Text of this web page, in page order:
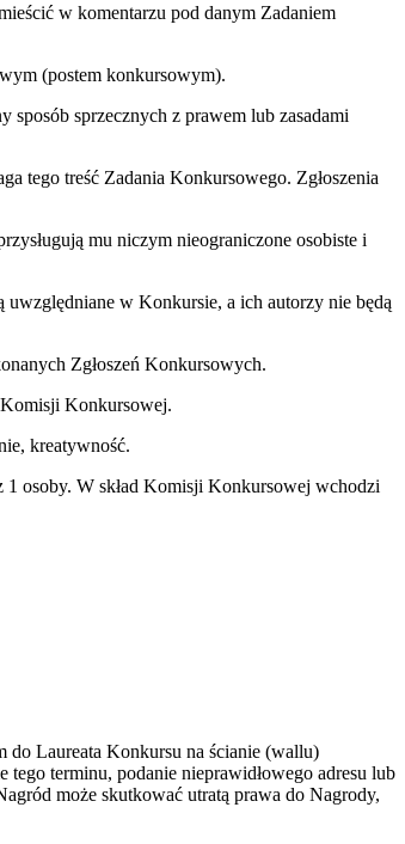
w komentarzu pod danym Zadaniem
(postem konkursowym).
sprzecznych z prawem lub zasadami
tego treść Zadania Konkursowego. Zgłoszenia
mu niczym nieograniczone osobiste i
uwzględniane w Konkursie, a ich autorzy nie będą
Zgłoszeń Konkursowych.
Komisji Konkursowej.
kreatywność.
1 osoby. W skład Komisji Konkursowej wchodzi
do Laureata Konkursu na ścianie (wallu)
tego terminu, podanie nieprawidłowego adresu lub
może skutkować utratą prawa do Nagrody,